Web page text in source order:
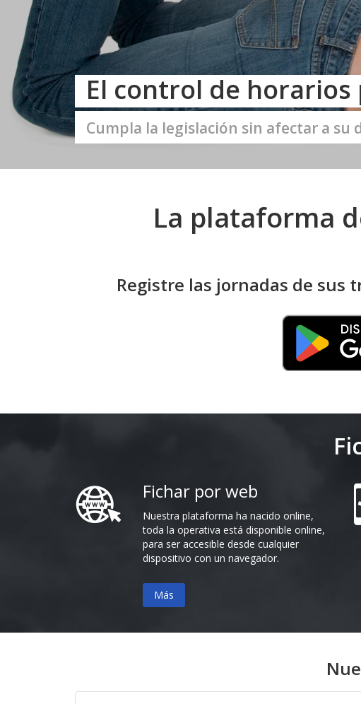
El control de
Cumpla la legislación sin afectar a su
La plataforma
Registre las jornadas de sus
Fichar por web
Nuestra plataforma ha nacido online,
toda la operativa está disponible online,
para ser accesible desde cualquier
dispositivo con un navegador.
Más